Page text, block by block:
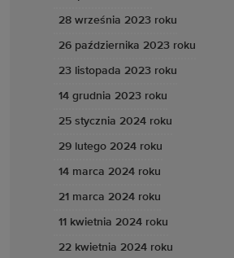
28 września 2023 roku
26 października 2023 roku
23 listopada 2023 roku
14 grudnia 2023 roku
25 stycznia 2024 roku
29 lutego 2024 roku
14 marca 2024 roku
21 marca 2024 roku
11 kwietnia 2024 roku
22 kwietnia 2024 roku